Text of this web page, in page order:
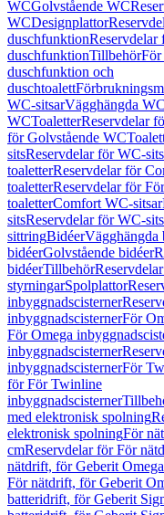
WCGolvstående WC
WCDesignplattor
duschfunktionReservdelar
duschfunktionTillbehörFör
duschfunktion och
duschtoalett
WC-sitsarVägghängda WC
WCToaletterReservdelar
för Golvstående WC
sitsReservdelar för WC-sits
toaletterReservdelar för
toaletterReservdelar för
toaletterComfort WC-sitsar
sitsReservdelar för WC-sits
sittringBidéerVägghängda
bidéerGolvstående bidéer
bidéerTillbehör
styrningarSpolplattor
inbyggnadscisterner
inbyggnadscisternerFör
För Omega
inbyggnadscisterner
inbyggnadscisternerFör
för För Twinline
inbyggnadscisterner
med elektronisk spolning
elektronisk spolningFör
cmReservdelar för För
nätdrift, för Geberit
För nätdrift, för Geberit
batteridrift, för Geberit